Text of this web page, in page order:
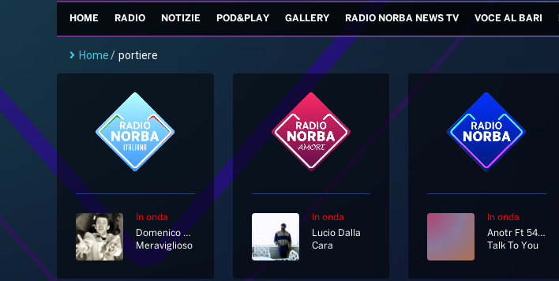
HOME RADIO NOTIZIE POD&PLAY GALLERY RADIO NORBA NEWS TV VOCE AL BARI
Home/ portiere
In onda
Domenico Modugno
Meraviglioso
In onda
Lucio Dalla
Cara
In onda
Anotr Ft 54 Ultra
Talk To You